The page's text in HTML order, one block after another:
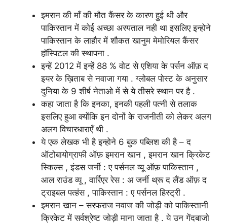
इमरान की माँ की मौत कैंसर के कारण हुई थी और
पाकिस्तान में कोई अच्छा अस्पताल नही था इसलिए इन्होने
पाकिस्तान के लाहौर में शौकत खानुम मेमोरियल कैंसर
हॉस्पिटल की स्थापना .
इन्हें 2012 में इन्हें 88 % वोट से एशिया के पर्सन ऑफ़ द
इयर के ख़िताब से नवाजा गया . ग्लोबल पोस्ट के अनुसार
दुनिया के 9 शीर्ष नेताओ में से ये तीसरे स्थान पर है .
कहा जाता है कि इनका, इनकी पहली पत्नी से तलाक
इसलिए हुआ क्योंकि इन दोनों के राजनीती को लेकर अलग
अलग विचारधाराएँ थी .
ये एक लेखक भी है इन्होने 6 बुक पब्लिश की है – द
ऑटोबायोग्राफी ऑफ़ इमरान खान , इमरान खान क्रिकेट
स्किल्स , इंडस जर्नी : ए पर्सनल व्यू ऑफ़ पाकिस्तान ,
आल राउंड व्यू , वार्रिएर रेस : अ जर्नी थ्रू द लैंड ऑफ़ द
ट्राइबल पत्हंस , पाकिस्तान : ए पर्सनल हिस्ट्री .
इमरान खान – सरफराज नवाज की जोड़ी को पाकिस्तानी
क्रिकेट में सर्वश्रेष्ट जोड़ी माना जाता है . ये उन गेंदबाजो